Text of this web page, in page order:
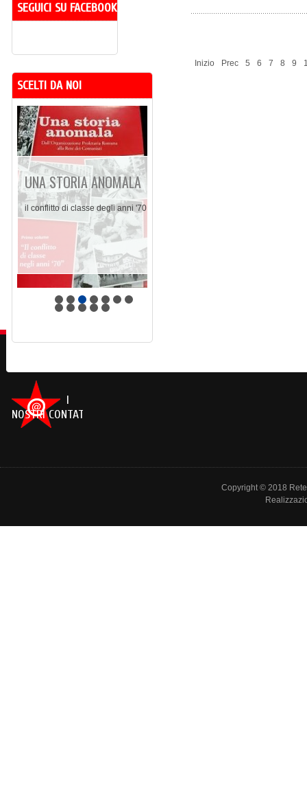
Inizio Prec 5 6 7 8 9
SEGUICI SU FACEBOOK
SCELTI DA NOI
UNA STORIA ANOMALA
il conflitto di classe degli anni '70
I
NOSTRI CONTATTI
Copyright © 2018